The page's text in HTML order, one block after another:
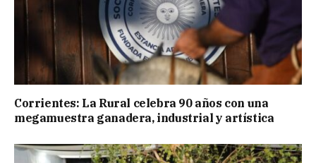
Corrientes: La Rural celebra 90 años con una
megamuestra ganadera, industrial y artística